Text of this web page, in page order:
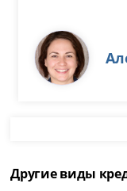
Другие виды